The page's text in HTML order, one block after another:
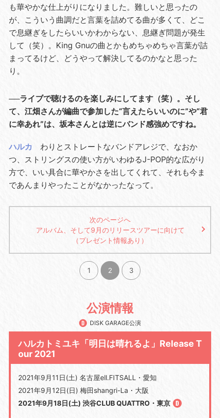
も華やかな仕上がりになりました。難しいと思ったの
が、こういう曲調だと言葉を詰めてる曲が多くて、どこ
で息継ぎをしたらいいかわからない、息継ぎ問題が発生
して（笑）。King Gnuの曲とかもめちゃめちゃ言葉が詰
まってるけど、どうやって解決してるのかなと思った
り。
──ライブで聴けるのを楽しみにしてます（笑）。そし
て、江畑さんが編曲で参加した“言えたらいいのに”や“君
に幸あれ”は、坂本さんとは逆にバンド感強めですね。
ハルカ
わりとストレートなバンドアレジで、なおか
つ、ストリングスの使い方がいわゆるJ-POP的な広がり
方で、いい具合に華やかさを出してくれて、それも今ま
であんまりやったことがなかったなって。
次のページへ
アルバム、そして9月のリリースツアーに向けて
（プレゼント情報あり）
1 2 3
公演情報
DISK GARAGE公演
ハルカトミユキ「明日は晴れるよ」Release T
our 2021
2021年9月11日(土) 名古屋ell.FITSALL・愛知
2021年9月12日(日) 梅田shangri-La・大阪
2021年9月18日(土) 渋谷CLUB QUATTRO・東京